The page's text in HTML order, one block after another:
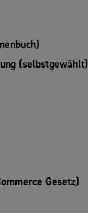
(selbstgewählt)
Gesetz)